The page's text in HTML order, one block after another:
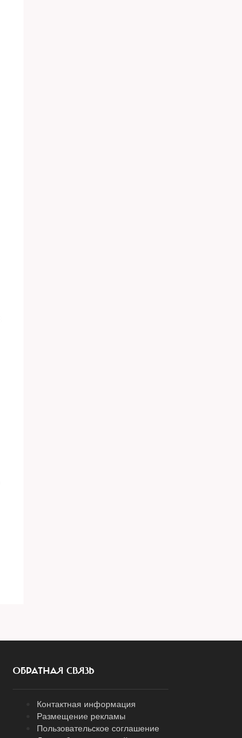
ОБРАТНАЯ СВЯЗЬ
Контактная информация
Размещение рекламы
Пользовательское соглашение